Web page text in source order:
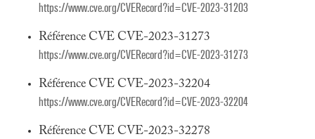
https://www.cve.org/CVERecord?id=CVE-2023-31203
Référence CVE CVE-2023-31273
https://www.cve.org/CVERecord?id=CVE-2023-31273
Référence CVE CVE-2023-32204
https://www.cve.org/CVERecord?id=CVE-2023-32204
Référence CVE CVE-2023-32278